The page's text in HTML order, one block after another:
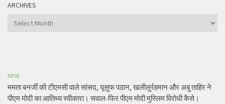
ARCHIVES
Archives
NEW
ममता बनर्जी की टीएमसी वाले सांसद, यूसुफ पठान, खलीलुर्रहमान और अबु ताहिर ने
पीएम मोदी का आतिथ्य स्वीकारा। सवाल-फिर पीएम मोदी मुस्लिम विरोधी कैसे।